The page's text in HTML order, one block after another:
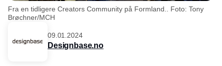
Fra en tidligere Creators Community på Formland.. Foto: Tony
Brøchner/MCH
09.01.2024
Designbase.no